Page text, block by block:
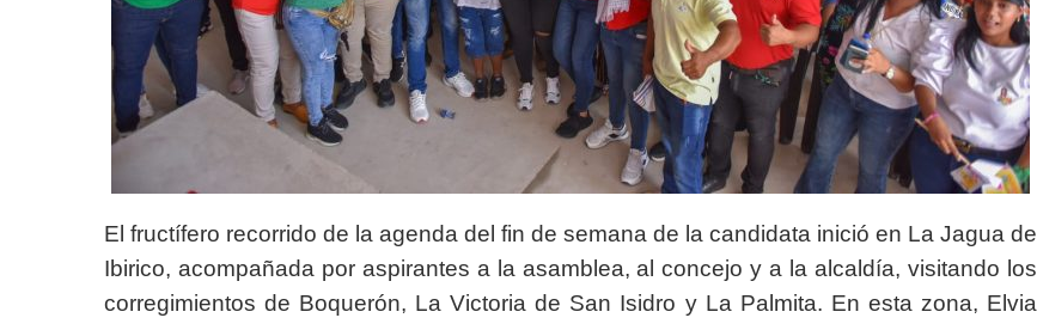
El fructífero recorrido de la agenda del fin de semana de la candidata inició en La Jagua de
Ibirico, acompañada por aspirantes a la asamblea, al concejo y a la alcaldía, visitando los
corregimientos de Boquerón, La Victoria de San Isidro y La Palmita. En esta zona, Elvia